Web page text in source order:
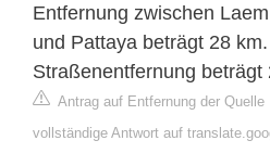
Entfernung zwischen
und Pattaya beträgt 28
Straßenentfernung beträgt
Antrag auf Entfernung der Quelle
vollständige Antwort auf